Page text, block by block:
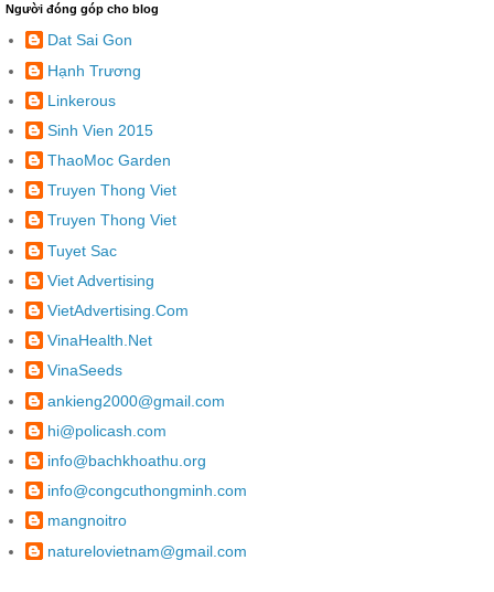
Người đóng góp cho blog
Dat Sai Gon
Hạnh Trương
Linkerous
Sinh Vien 2015
ThaoMoc Garden
Truyen Thong Viet
Truyen Thong Viet
Tuyet Sac
Viet Advertising
VietAdvertising.Com
VinaHealth.Net
VinaSeeds
ankieng2000@gmail.com
hi@policash.com
info@bachkhoathu.org
info@congcuthongminh.com
mangnoitro
naturelovietnam@gmail.com